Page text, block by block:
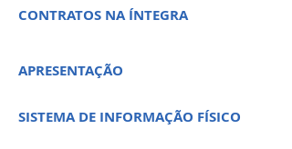
CONTRATOS NA ÍNTEGRA
APRESENTAÇÃO
SISTEMA DE INFORMAÇÃO FÍSICO